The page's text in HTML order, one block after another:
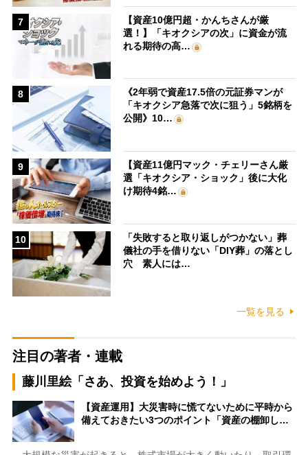
7
【資産10億円超・かんちさんが厳
選！】「キオクシアの次」に資金が流
れる期待の高…
8
《2年弱で資産17.5倍の元証券マンが
「キオクシア急落で次に狙う」5銘柄を
公開》10…
9
【資産11億円マック・チェリーさん厳
選「キオクシア・ショック」後に大化
け期待4銘…
10
「失敗すると取り返しがつかない」葬
儀社の手を借りない「DIY葬」の落とし
穴 素人には…
一覧を見る
注目の著者・連載
藤川里絵「さあ、投資を始めよう！」
【資産運用】大災害時に慌てないために平時から
備えておきたい3つのポイント「資産の棚卸し…